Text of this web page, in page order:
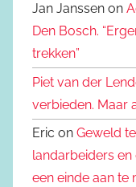
Jan Janssen on
Den Bosch.
trekken”
Piet van der
verbieden. Maar
Eric on Geweld
landarbeiders
een einde aan te